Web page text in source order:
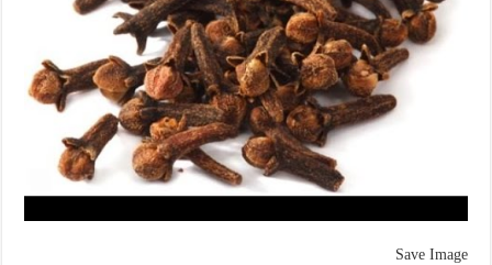
Save Image